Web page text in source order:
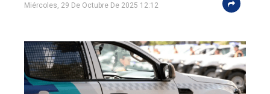
Balcarce
Inicio
Miércoles, 29 De Octubre De 2025 12:12